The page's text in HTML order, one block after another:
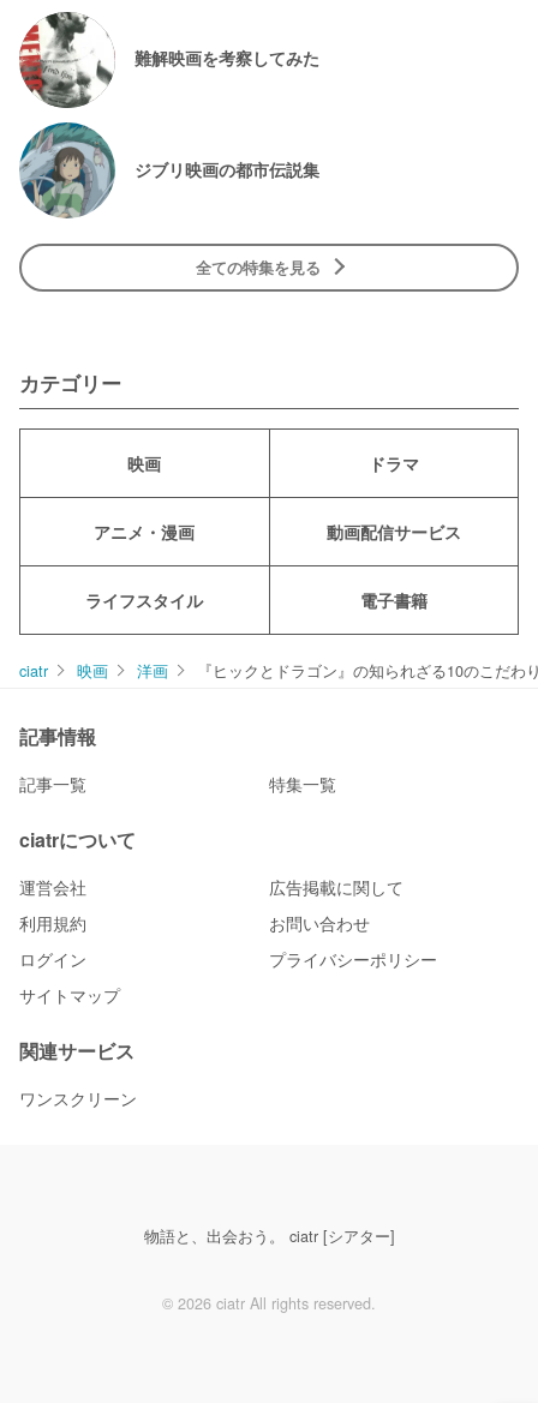
難解映画を考察してみた
ジブリ映画の都市伝説集
全ての特集を見る
カテゴリー
映画 ドラマ
アニメ・漫画 動画配信サービス
ライフスタイル 電子書籍
ciatr 映画 洋画 『ヒックとドラゴン』の知られざる10のこだわ
記事情報
記事一覧 特集一覧
ciatrについて
運営会社
広告掲載に関して
利用規約
お問い合わせ
ログイン
プライバシーポリシー
サイトマップ
関連サービス
ワンスクリーン
物語と、出会おう。 ciatr [シアター]
© 2026 ciatr All rights reserved.